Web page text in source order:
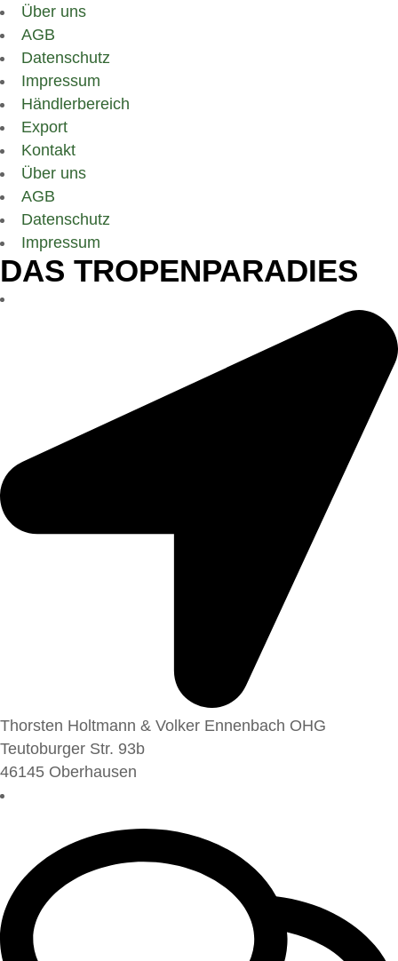
Über uns
AGB
Datenschutz
Impressum
Händlerbereich
Export
Kontakt
Über uns
AGB
Datenschutz
Impressum
DAS TROPENPARADIES
Thorsten Holtmann & Volker Ennenbach OHG
Teutoburger Str. 93b
46145 Oberhausen